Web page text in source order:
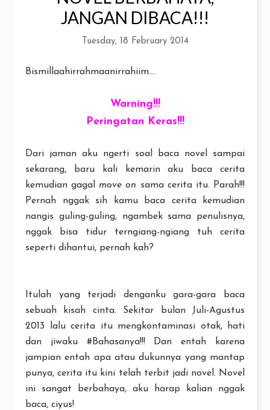
JANGAN DIBACA!!!
Tuesday, 18 February 2014
Bismillaahirrahmaanirrahiim....
Warning!!!
Peringatan Keras!!!
Dari jaman aku ngerti soal baca novel sampai
sekarang, baru kali kemarin aku baca cerita
kemudian gagal move on sama cerita itu. Parah!!!
Pernah nggak sih kamu baca cerita kemudian
nangis guling-guling, ngambek sama penulisnya,
nggak bisa tidur terngiang-ngiang tuh cerita
seperti dihantui, pernah kah?
Itulah yang terjadi denganku gara-gara baca
sebuah kisah cinta. Sekitar bulan Juli-Agustus
2013 lalu cerita itu mengkontaminasi otak, hati
dan jiwaku #Bahasanya!!! Dan entah karena
jampian entah apa atau dukunnya yang mantap
punya, cerita itu kini telah terbit jadi novel. Novel
ini sangat berbahaya, aku harap kalian nggak
baca, ciyus!